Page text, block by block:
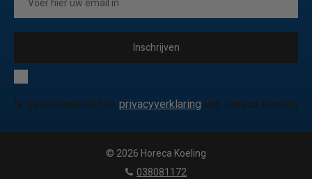
Inschrijven
Ik ga akkoord met de privacyverklaring van Horeca Koeling
© 2026 Horeca Koeling
|
038081172